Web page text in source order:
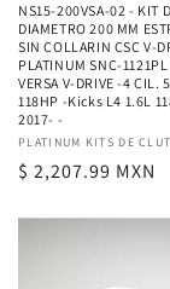
NS15-200VSA-02 - KIT
DIAMETRO 200 MM
SIN COLLARIN CSC V-
PLATINUM SNC-
VERSA V-DRIVE -4 CIL.
118HP -Kicks L4 1.6L
2017- -
Proveedor:
PLATINUM KITS DE
Precio
$ 2,207.99 MXN